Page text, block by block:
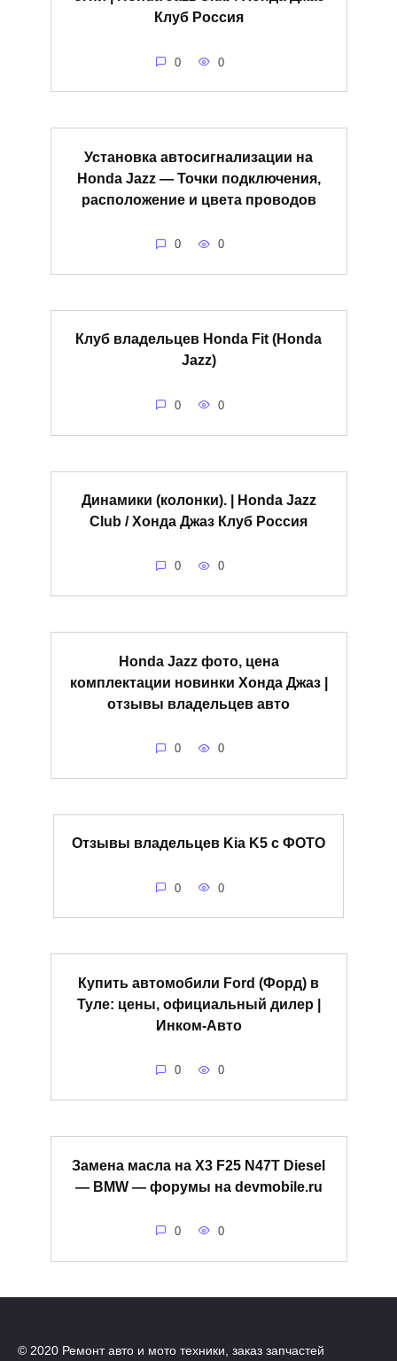
Клуб Россия
0 0
Установка автосигнализации на
Honda Jazz — Точки подключения,
расположение и цвета проводов
0 0
Клуб владельцев Honda Fit (Honda
Jazz)
0 0
Динамики (колонки). | Honda Jazz
Club / Хонда Джаз Клуб Россия
0 0
Honda Jazz фото, цена
комплектации новинки Хонда Джаз |
отзывы владельцев авто
0 0
Отзывы владельцев Kia K5 с ФОТО
0 0
Купить автомобили Ford (Форд) в
Туле: цены, официальный дилер |
Инком-Авто
0 0
Замена масла на X3 F25 N47T Diesel
— BMW — форумы на devmobile.ru
0 0
© 2020 Ремонт авто и мото техники, заказ запчастей